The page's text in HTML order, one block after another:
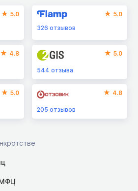
5.0
5.0
326отзывов
4.8 5.0
544отзыва
5.0 4.8
205отзывов
МФЦ